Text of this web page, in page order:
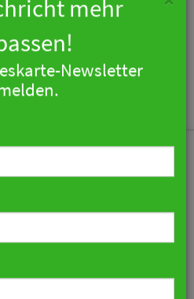
Hotel wird
mehr
Newsletter